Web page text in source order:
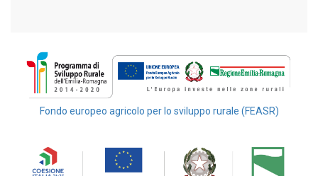
Fondo europeo agricolo per lo sviluppo rurale (FEASR)